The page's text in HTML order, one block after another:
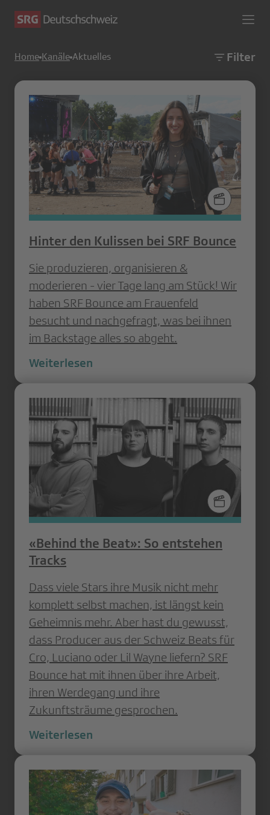
Home Kanäle Aktuelles Filter
Hinter den Kulissen bei SRF Bounce
Sie produzieren, organisieren &
moderieren - vier Tage lang am Stück! Wir
haben SRF Bounce am Frauenfeld
besucht und nachgefragt, was bei ihnen
im Backstage alles so abgeht.
Weiterlesen
«Behind the Beat»: So entstehen
Tracks
Dass viele Stars ihre Musik nicht mehr
komplett selbst machen, ist längst kein
Geheimnis mehr. Aber hast du gewusst,
dass Producer aus der Schweiz Beats für
Cro, Luciano oder Lil Wayne liefern? SRF
Bounce hat mit ihnen über ihre Arbeit,
ihren Werdegang und ihre
Zukunftsträume gesprochen.
Weiterlesen